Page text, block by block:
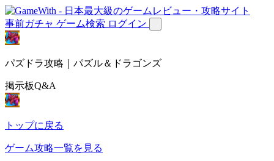
事前ガチャ ゲーム検索 ログイン
パズドラ攻略｜パズル＆ドラゴンズ
掲示板Q&A
トップに戻る
ゲーム攻略一覧を見る